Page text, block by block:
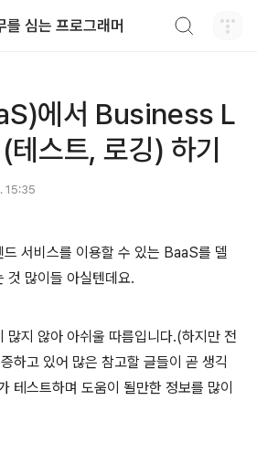
를 심는 프로그래머
에서 Business L
스트, 로깅) 하기
15:35
서비스를 이용할 수 있는 BaaS를 델
것 많이들 아실텐데요.
많지 않아 아쉬울 따름입니다.(하지만 전
하고 있어 많은 참고할 글들이 곧 생긱
테스트하며 도움이 될만한 정보를 많이